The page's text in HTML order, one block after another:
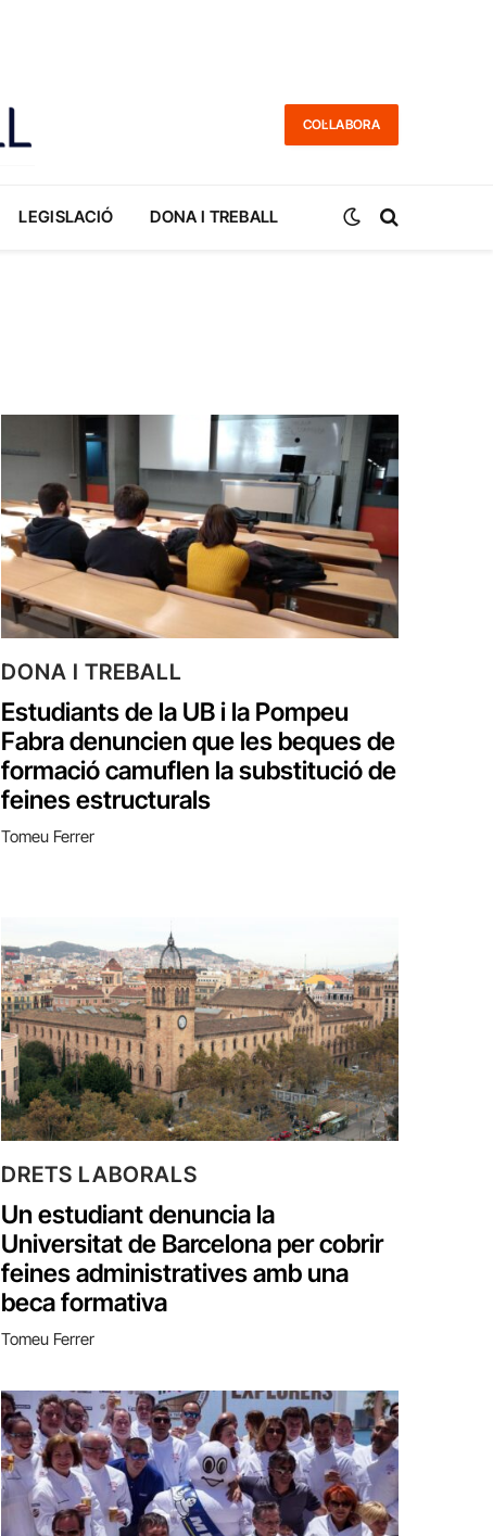
COL·LABORA
LEGISLACIÓ DONA I TREBALL
DONA I TREBALL
Estudiants de la UB i la Pompeu
Fabra denuncien que les beques de
formació camuflen la substitució de
feines estructurals
Tomeu Ferrer
DRETS LABORALS
Un estudiant denuncia la
Universitat de Barcelona per cobrir
feines administratives amb una
beca formativa
Tomeu Ferrer